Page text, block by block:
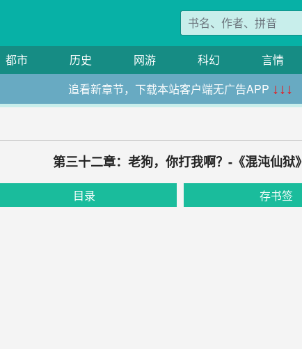
都市 历史 网游 科幻 言情
追看新章节，下载本站客户端无广告APP ↓↓↓
第三十二章：老狗，你打我啊？-《混沌仙狱》
目录 存书签